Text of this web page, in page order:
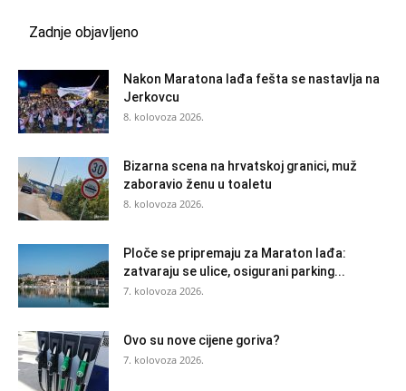
Zadnje objavljeno
Nakon Maratona lađa fešta se nastavlja na
Jerkovcu
8. kolovoza 2026.
Bizarna scena na hrvatskoj granici, muž
zaboravio ženu u toaletu
8. kolovoza 2026.
Ploče se pripremaju za Maraton lađa:
zatvaraju se ulice, osigurani parking...
7. kolovoza 2026.
Ovo su nove cijene goriva?
7. kolovoza 2026.